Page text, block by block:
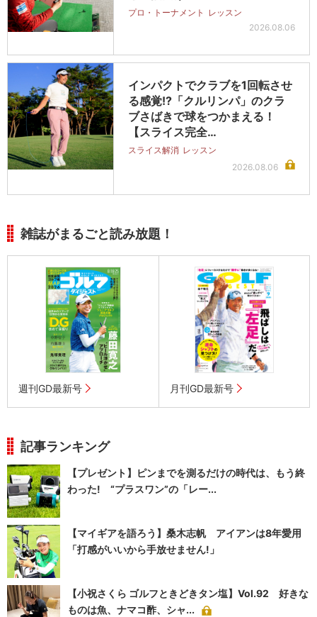
プロ・トーナメント レッスン
2026.08.06
インパクトでクラブを1回転させ
る感覚!?「クルリンパ」のクラ
ブさばきで球をつかまえる！
【スライス完全…
スライス解消 レッスン
2026.08.06
雑誌がまるごと読み放題！
週刊GD最新号 月刊GD最新号
記事ランキング
【プレゼント】ピンまでを測るだけの時代は、もう終
わった! “プラスワン”の「レー...
【マイギアを語ろう】桑木志帆 アイアンは8年愛用
「打感がいいから手放せません!」
【小祝さくら ゴルフときどきタン塩】Vol.92 好きな
ものは魚、ナマコ酢、シャ...